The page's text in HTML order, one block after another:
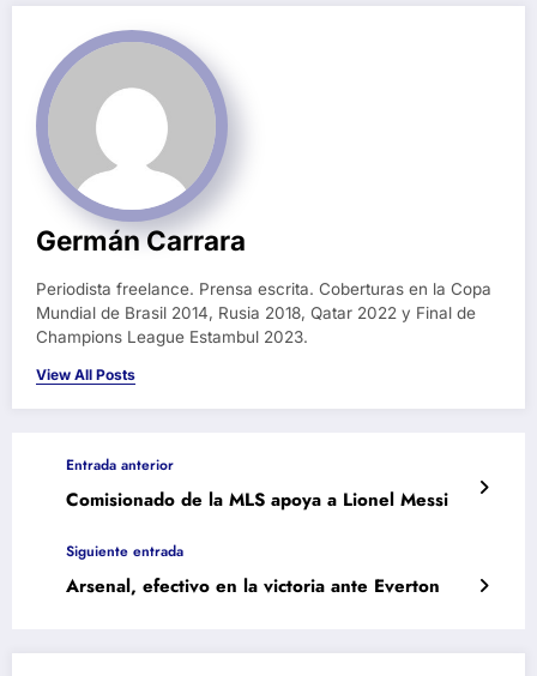
Germán Carrara
Periodista freelance. Prensa escrita. Coberturas en la Copa
Mundial de Brasil 2014, Rusia 2018, Qatar 2022 y Final de
Champions League Estambul 2023.
View All Posts
Entrada anterior
Comisionado de la MLS apoya a Lionel Messi
Siguiente entrada
Arsenal, efectivo en la victoria ante Everton